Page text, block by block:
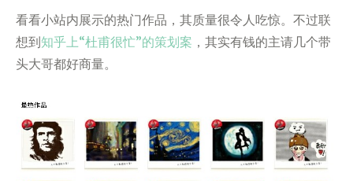
看看小站内展示的热门作品，其质量很令人吃惊。不过联
想到知乎上“杜甫很忙”的策划案 ，其实有钱的主请几个带
头大哥都好商量。